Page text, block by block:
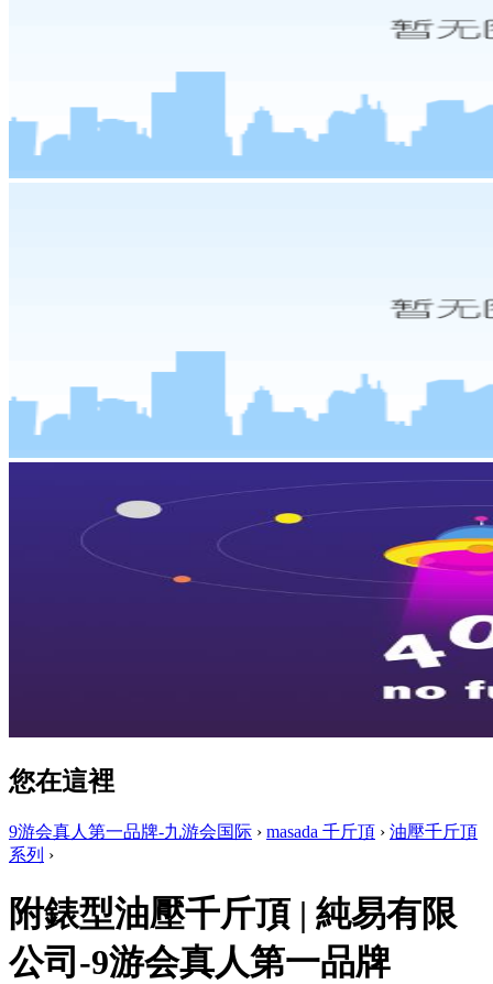
您在這裡
9游会真人第一品牌-九游会国际 › masada 千斤頂 › 油壓千斤頂
系列 ›
附錶型油壓千斤頂 | 純易有限
公司-9游会真人第一品牌